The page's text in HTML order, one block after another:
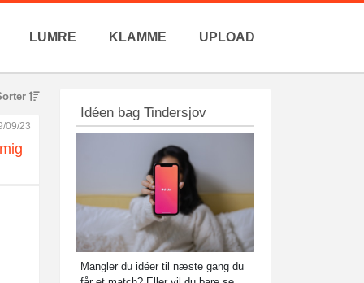
LUMRE KLAMME UPLOAD
09/23
Idéen bag Tindersjov
Mangler du idéer til næste gang du